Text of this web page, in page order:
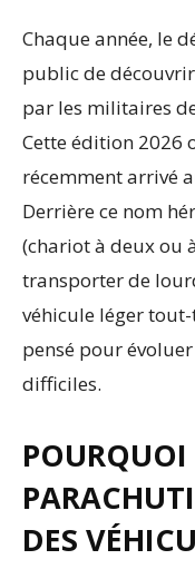
Chaque année, le
public de
par les militaires
Cette édition 2026
récemment arrivé
Derrière ce nom
(chariot à deux ou
transporter de
véhicule léger
pensé pour
difficiles.
POURQUOI
DES